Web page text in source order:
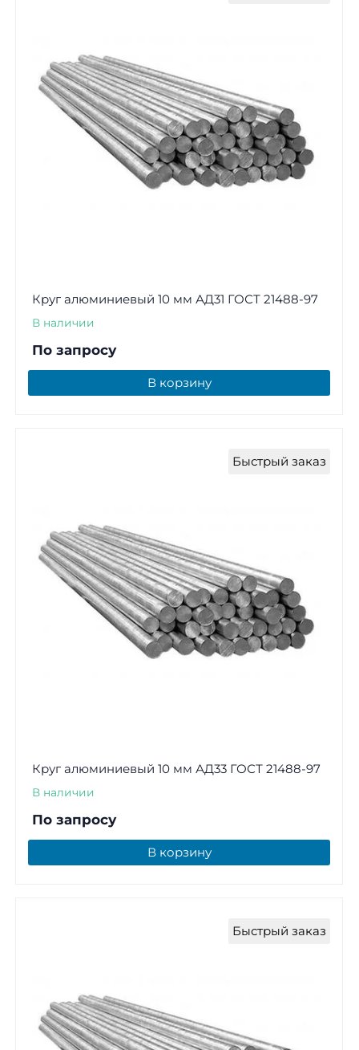
Круг алюминиевый 10 мм АД31 ГОСТ 21488-97
В наличии
По запросу
В корзину
Быстрый заказ
Круг алюминиевый 10 мм АД33 ГОСТ 21488-97
В наличии
По запросу
В корзину
Быстрый заказ